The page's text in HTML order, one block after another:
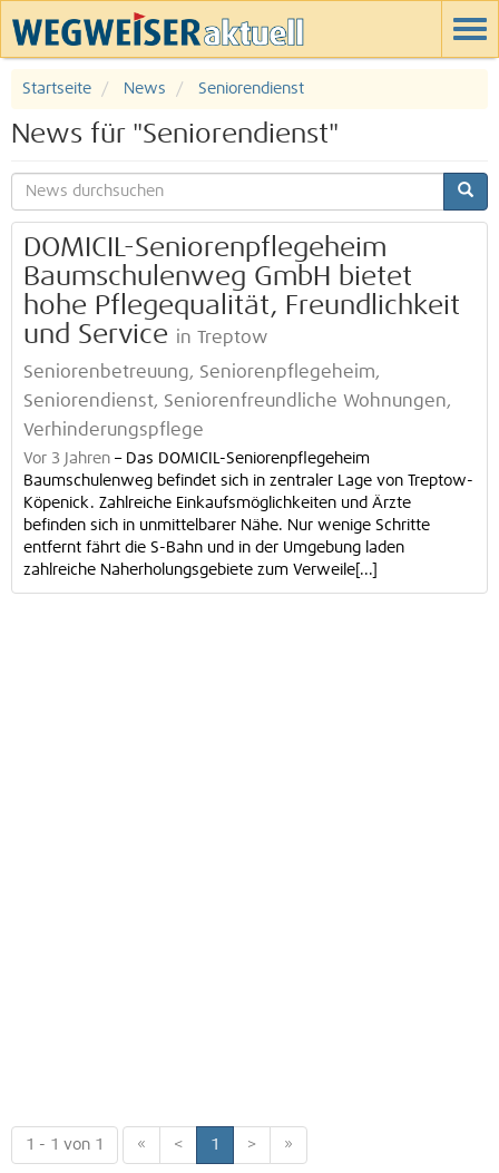
Startseite News Seniorendienst
News für "Seniorendienst"
DOMICIL-Seniorenpflegeheim
Baumschulenweg GmbH bietet
hohe Pflegequalität, Freundlichkeit
und Service in Treptow
Seniorenbetreuung, Seniorenpflegeheim,
Seniorendienst, Seniorenfreundliche Wohnungen,
Verhinderungspflege
Vor 3 Jahren – Das DOMICIL-Seniorenpflegeheim
Baumschulenweg befindet sich in zentraler Lage von Treptow-
Köpenick. Zahlreiche Einkaufsmöglichkeiten und Ärzte
befinden sich in unmittelbarer Nähe. Nur wenige Schritte
entfernt fährt die S-Bahn und in der Umgebung laden
zahlreiche Naherholungsgebiete zum Verweile[...]
1 - 1 von 1 « < 1 > »